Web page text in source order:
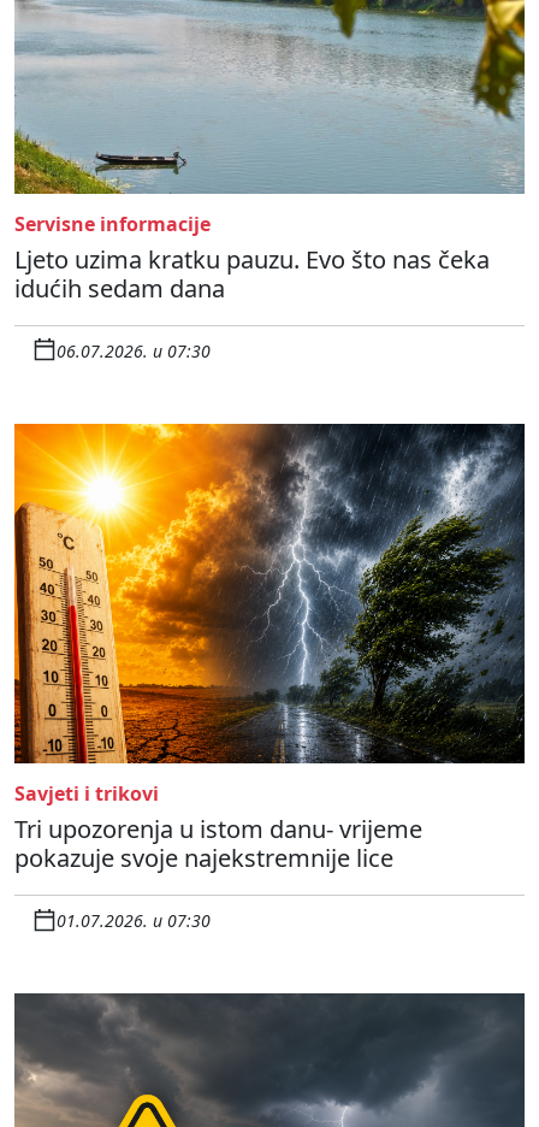
Servisne informacije
Ljeto uzima kratku pauzu. Evo što nas čeka
idućih sedam dana
06.07.2026. u 07:30
Savjeti i trikovi
Tri upozorenja u istom danu- vrijeme
pokazuje svoje najekstremnije lice
01.07.2026. u 07:30